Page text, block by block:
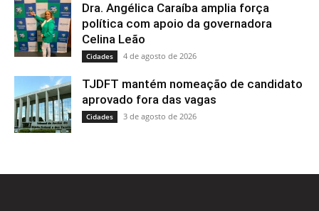
Dra. Angélica Caraíba amplia força
política com apoio da governadora
Celina Leão
Cidades 4 de agosto de 2026
TJDFT mantém nomeação de candidato
aprovado fora das vagas
Cidades 3 de agosto de 2026